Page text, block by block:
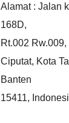
Alamat : Jalan
168D,
Rt.002
Ciputat, Kota
Banten
15411,